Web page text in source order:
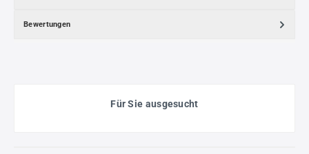
Bewertungen
Für Sie ausgesucht